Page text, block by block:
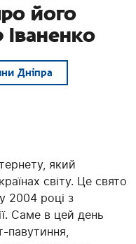
його
Іваненко
Дніпра
який
світу. Це свято
2004 році з
Саме в цей день
павутиння,